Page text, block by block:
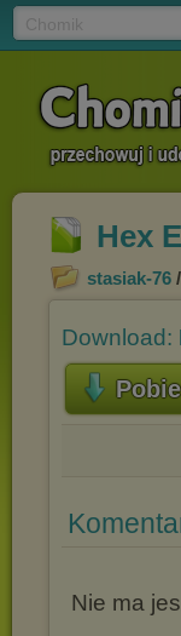
Hex
stasiak-76 /
Download:
Nie ma